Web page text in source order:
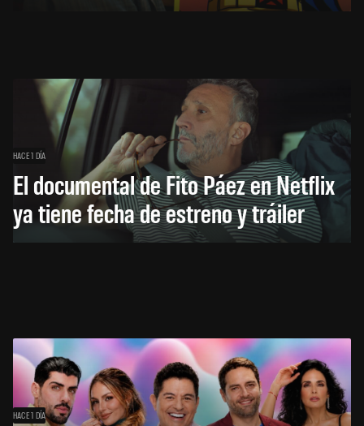
HACE 1 DÍA
El documental de Fito Páez en Netflix
ya tiene fecha de estreno y tráiler
HACE 1 DÍA